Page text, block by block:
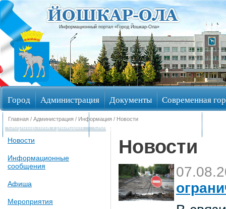
Информационный портал «Город Йошкар-Ола»
Город Администрация Документы Современная
Обращения граждан Общественные обсуждения
Главная / Администрация / Информация / Новости
Новости
Информационные
сообщения
Афиша
Мероприятия
Новости